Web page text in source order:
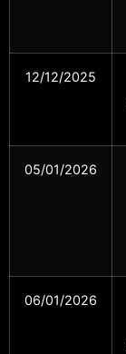
12/12/2025
05/01/2026
06/01/2026